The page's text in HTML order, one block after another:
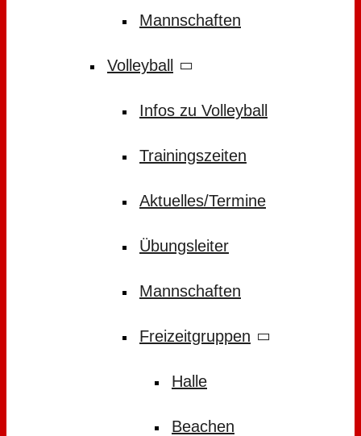
Mannschaften
Volleyball
Infos zu Volleyball
Trainingszeiten
Aktuelles/Termine
Übungsleiter
Mannschaften
Freizeitgruppen
Halle
Beachen